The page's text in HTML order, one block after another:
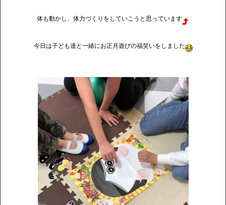
体も動かし、体力づくりをしていこうと思っています
今日は子ども達と一緒にお正月遊びの福笑いをしました